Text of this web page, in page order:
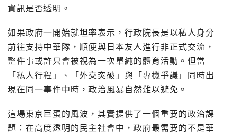
資訊是否透明。
如果政府一開始就坦率表示，行政院長是以私人身分
前往支持中華隊，順便與日本友人進行非正式交流，
整件事或許只會被視為一次單純的體育活動。但當
「私人行程」、「外交突破」與「專機爭議」同時出
現在同一事件中時，政治風暴自然難以避免。
這場東京巨蛋的風波，其實提供了一個重要的政治課
題：在高度透明的民主社會中，政府最需要的不是華